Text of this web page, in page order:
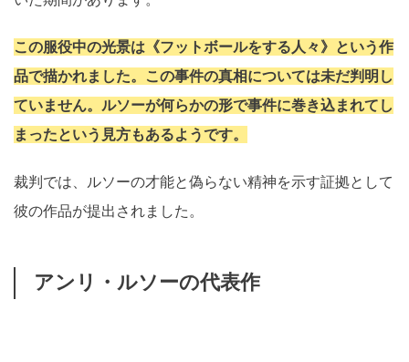
この服役中の光景は《フットボールをする人々》という作
品で描かれました。この事件の真相については未だ判明し
ていません。ルソーが何らかの形で事件に巻き込まれてし
まったという見方もあるようです。
裁判では、ルソーの才能と偽らない精神を示す証拠として
彼の作品が提出されました。
アンリ・ルソーの代表作